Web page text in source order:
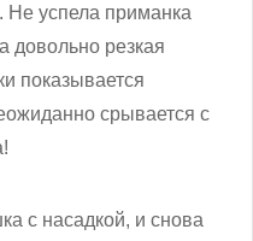
Не успела приманка
довольно резкая
показывается
срывается с
с насадкой, и снова